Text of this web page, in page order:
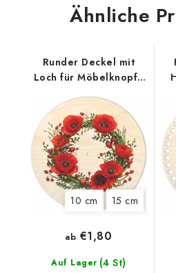
Ähnliche
Runder Deckel mit
Loch für Möbelknopf -
10 cm 15 cm
Auf Lager (4 St)
ab €1,80